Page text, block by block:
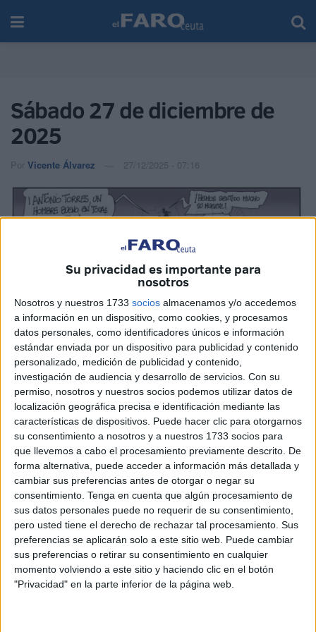
Su privacidad es importante para
nosotros
Nosotros y nuestros 1733 socios almacenamos y/o accedemos
a información en un dispositivo, como cookies, y procesamos
datos personales, como identificadores únicos e información
estándar enviada por un dispositivo para publicidad y contenido
personalizado, medición de publicidad y contenido,
investigación de audiencia y desarrollo de servicios. Con su
permiso, nosotros y nuestros socios podemos utilizar datos de
localización geográfica precisa e identificación mediante las
características de dispositivos. Puede hacer clic para otorgarnos
su consentimiento a nosotros y a nuestros 1733 socios para
que llevemos a cabo el procesamiento previamente descrito. De
forma alternativa, puede acceder a información más detallada y
cambiar sus preferencias antes de otorgar o negar su
consentimiento. Tenga en cuenta que algún procesamiento de
sus datos personales puede no requerir de su consentimiento,
pero usted tiene el derecho de rechazar tal procesamiento. Sus
preferencias se aplicarán solo a este sitio web. Puede cambiar
sus preferencias o retirar su consentimiento en cualquier
momento volviendo a este sitio y haciendo clic en el botón
"Privacidad" en la parte inferior de la página web.
Sábado 27 de diciembre de
2025
Por Vicente Álvarez 27/12/2025 - 07:16
Related Posts
Vivas y Rego analizan en Ceuta la
situación de los menores
HACE 9 MINUTOS
Vox apoya "toda movilización ciudadana"
en defensa de la españolidad y seguridad
de Ceuta
HACE 43 MINUTOS
Ceuta necesita unidad para afrontar una
situación que no puede sostenerse sola
HACE 2 HORAS
IU pide que el CNI explique qué informes